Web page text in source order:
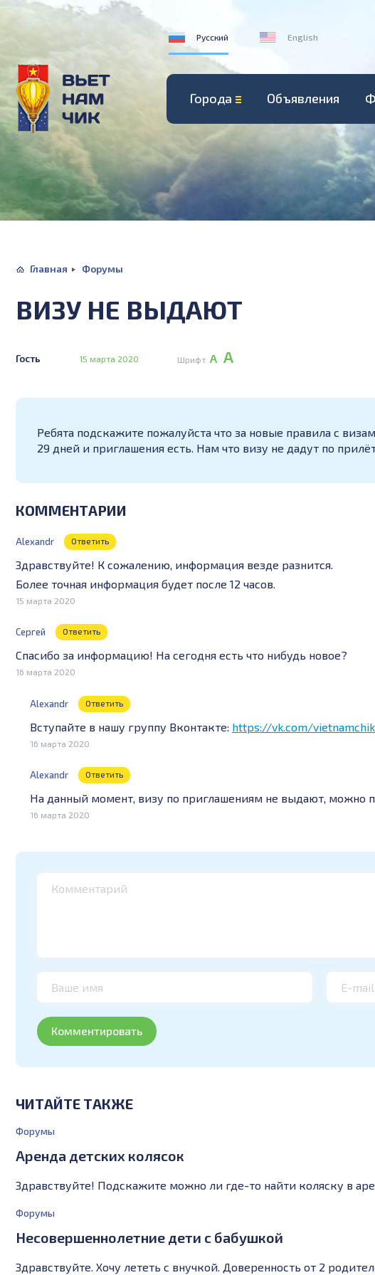
Русский English
Города Объявления
Главная Форумы
ВИЗУ НЕ ВЫДАЮТ
Гость 15 марта 2020 Шрифт А А
Ребята подскажите пожалуйста что за новые правила с
29 дней и приглашения есть. Нам что визу не дадут по
КОММЕНТАРИИ
Alexandr Ответить
Здравствуйте! К сожалению, информация везде разнится.
Более точная информация будет после 12 часов.
15 марта 2020
Сергей Ответить
Спасибо за информацию! На сегодня есть что нибудь новое?
16 марта 2020
Alexandr Ответить
Вступайте в нашу группу Вконтакте: https://vk.com/
16 марта 2020
Alexandr Ответить
На данный момент, визу по приглашениям не выдают, можно
16 марта 2020
ЧИТАЙТЕ ТАКЖЕ
Форумы
Аренда детских колясок
Здравствуйте! Подскажите можно ли где-то найти коляску в
Форумы
Несовершеннолетние дети с бабушкой
Здравствуйте. Хочу лететь с внучкой. Доверенность от 2